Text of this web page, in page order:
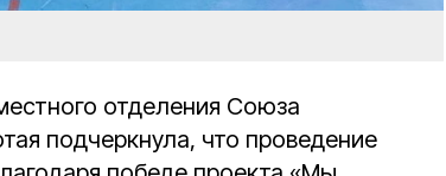
отделения Союза
подчеркнула, что проведение